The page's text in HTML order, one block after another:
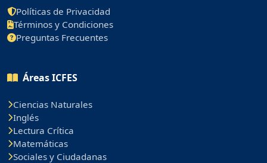
Políticas de Privacidad
Términos y Condiciones
Preguntas Frecuentes
Áreas ICFES
Ciencias Naturales
Inglés
Lectura Crítica
Matemáticas
Sociales y Ciudadanas